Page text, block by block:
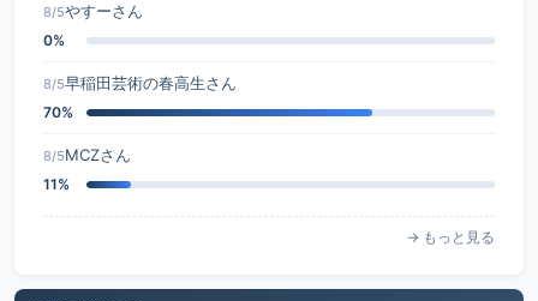
8/5やすーさん
0%
8/5早稲田芸術の春高生さん
70%
8/5MCZさん
11%
→ もっと見る